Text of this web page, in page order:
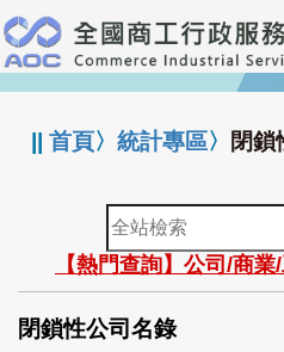
跳
到
主
要
:::
||首頁〉統計專區〉 閉鎖
全
站
檢
索
【熱門查詢】公司/商
閉鎖性公司名錄